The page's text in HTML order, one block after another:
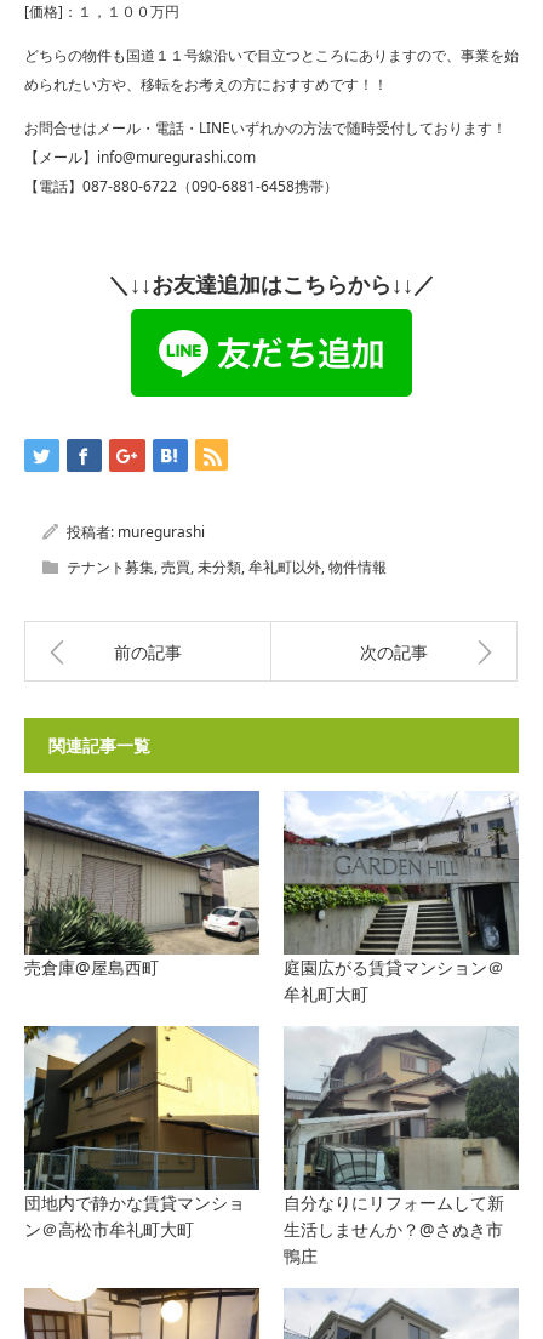
[価格]：１，１００万円
どちらの物件も国道１１号線沿いで目立つところにありますので、事業を始
められたい方や、移転をお考えの方におすすめです！！
お問合せはメール・電話・LINEいずれかの方法で随時受付しております！
【メール】info@muregurashi.com
【電話】087-880-6722（090-6881-6458携帯）
＼↓↓お友達追加はこちらから↓↓／
投稿者: muregurashi
テナント募集,売買,未分類,牟礼町以外,物件情報
前の記事 次の記事
関連記事一覧
売倉庫@屋島西町
庭園広がる賃貸マンション＠
牟礼町大町
団地内で静かな賃貸マンショ
ン＠高松市牟礼町大町
自分なりにリフォームして新
生活しませんか？@さぬき市
鴨庄